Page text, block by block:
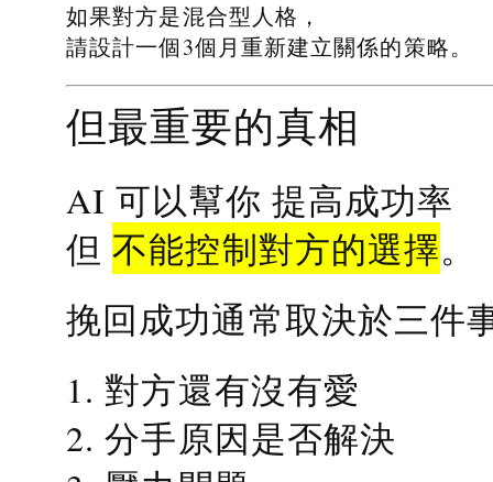
如果對方是混合型人格，
請設計一個3個月重新建立關係的策略。
但最重要的真相
AI 可以幫你 提高成功率
但不能控制對方的選擇。
挽回成功通常取決於三件
1. 對方還有沒有愛
2. 分手原因是否解決